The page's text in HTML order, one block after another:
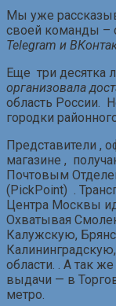
Мы уже
своей команды –
Telegram и
Еще три десятка
организовала
область России.
городки
Представители ,
магазине ,
Почтовым
(PickPoint) .
Центра Москвы
Охватывая
Калужскую,
области. . А так
выдачи — в
метро.